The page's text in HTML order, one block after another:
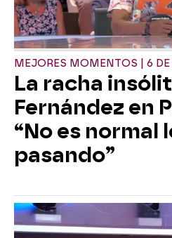
MEJORES MOMENTOS | 6
La racha
Fernández en
“No es normal
pasando”